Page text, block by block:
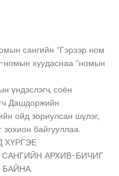
сангийн “Гэрээр ном
номын хуудаснаа “номын
үндэслэгч, соён
Дашдоржийн
ойд зориулсан шүлэг,
байгууллаа.
АРХИВ-БИЧИГ